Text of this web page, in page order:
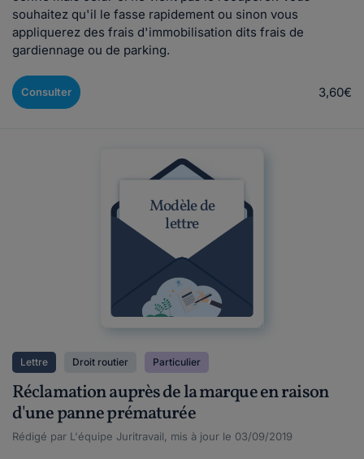
souhaitez qu'il le fasse rapidement ou sinon vous
appliquerez des frais d'immobilisation dits frais de
gardiennage ou de parking.
Consulter 3,60€
Modèle de
lettre
Lettre Droit routier Particulier
Réclamation auprès de la marque en raison
d'une panne prématurée
Rédigé par L'équipe Juritravail, mis à jour le 03/09/2019